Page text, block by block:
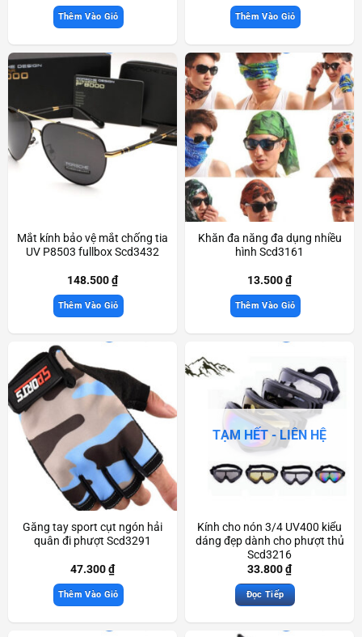
Thêm Vào Giỏ Thêm Vào Giỏ
Mắt kính bảo vệ mắt chống tia
UV P8503 fullbox Scd3432
148.500₫
Thêm Vào Giỏ
Khăn đa năng đa dụng nhiều
hình Scd3161
13.500₫
Thêm Vào Giỏ
Găng tay sport cụt ngón hải
quân đi phượt Scd3291
47.300₫
Thêm Vào Giỏ
TẠM HẾT - LIÊN HỆ
Kính cho nón 3/4 UV400 kiểu
dáng đẹp dành cho phượt thủ
Scd3216
33.800₫
Đọc Tiếp